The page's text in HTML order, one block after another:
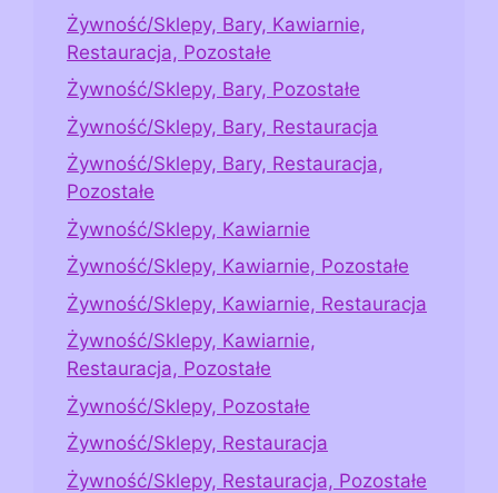
Żywność/Sklepy, Bary, Kawiarnie,
Restauracja, Pozostałe
Żywność/Sklepy, Bary, Pozostałe
Żywność/Sklepy, Bary, Restauracja
Żywność/Sklepy, Bary, Restauracja,
Pozostałe
Żywność/Sklepy, Kawiarnie
Żywność/Sklepy, Kawiarnie, Pozostałe
Żywność/Sklepy, Kawiarnie, Restauracja
Żywność/Sklepy, Kawiarnie,
Restauracja, Pozostałe
Żywność/Sklepy, Pozostałe
Żywność/Sklepy, Restauracja
Żywność/Sklepy, Restauracja, Pozostałe